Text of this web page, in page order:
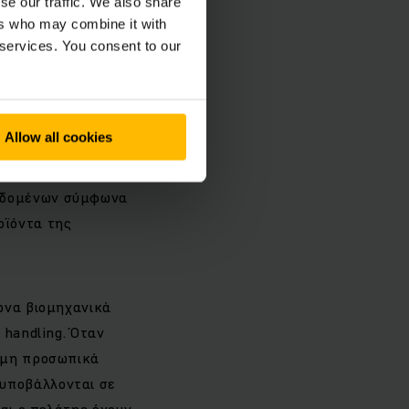
who may combine it with
You consent to our
Allow all cookies
Προϊόντα
σύμφωνα
της
βιομηχανικά
Όταν
προσωπικά
σε